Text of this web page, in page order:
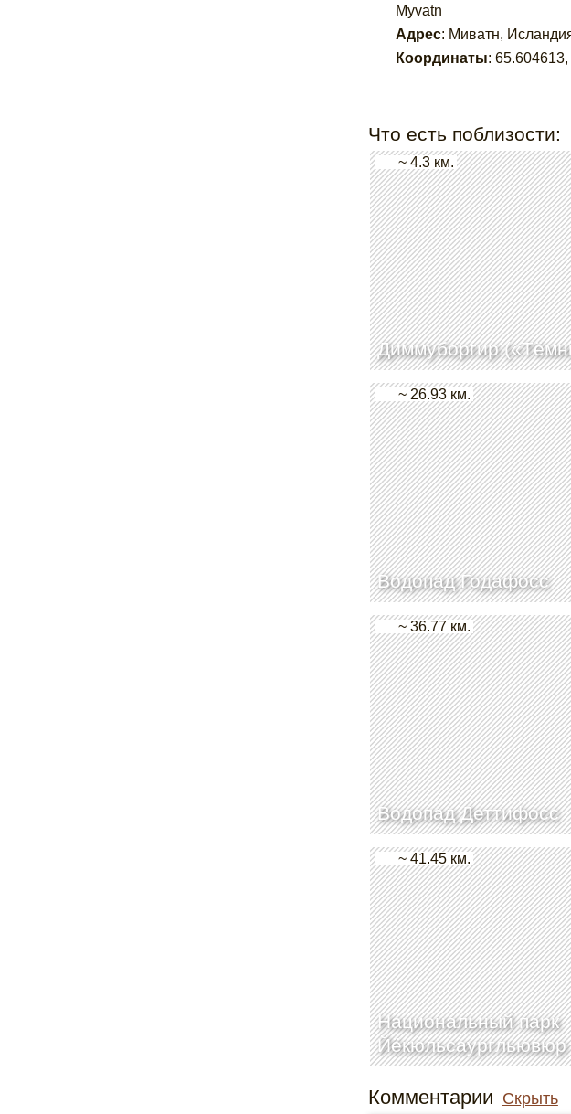
Myvatn
Адрес: Миватн,
Координаты: 65.604613,
Что есть поблизости:
Диммуборгир
~ 4.3 км.
Водопад Годафосс
~ 26.93 км.
Водопад Деттифосс
~ 36.77 км.
Национальный парк
Йёкюльсаургльювюр
~ 41.45 км.
Комментарии Скрыть